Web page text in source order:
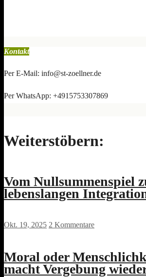
Kontakt
Per E-Mail: info@st-zoellner.de
Per WhatsApp: +4915753307869
Weiterstöbern:
Vom Nullsummenspiel
lebenslangen
Okt. 19, 2025 2 Kommentare
Moral oder
macht Vergebung